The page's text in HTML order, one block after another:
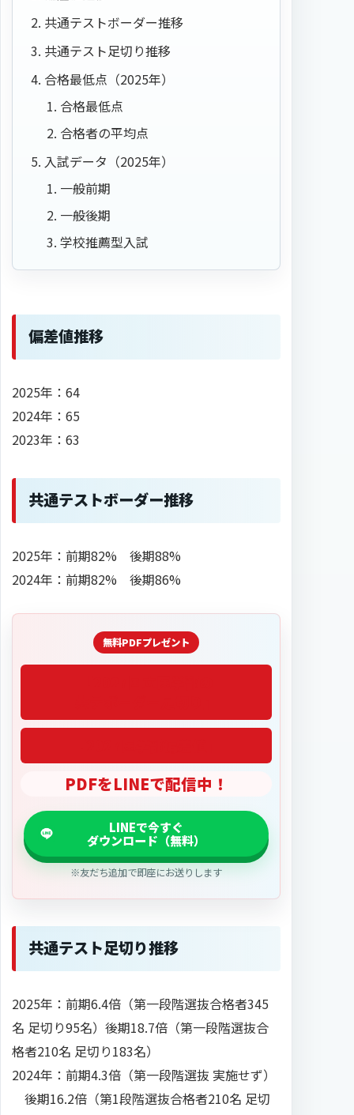
共通テストボーダー推移
共通テスト足切り推移
合格最低点（2025年）
合格最低点
合格者の平均点
入試データ（2025年）
一般前期
一般後期
学校推薦型入試
偏差値推移
2025年：64
2024年：65
2023年：63
共通テストボーダー推移
2025年：前期82% 後期88%
2024年：前期82% 後期86%
PDFをLINEで配信中！
※友だち追加で即座にお送りします
共通テスト足切り推移
2025年：前期6.4倍（第一段階選抜合格者345
名 足切り95名）後期18.7倍（第一段階選抜合
格者210名 足切り183名）
2024年：前期4.3倍（第一段階選抜 実施せず）
後期16.2倍（第1段階選抜合格者210名 足切